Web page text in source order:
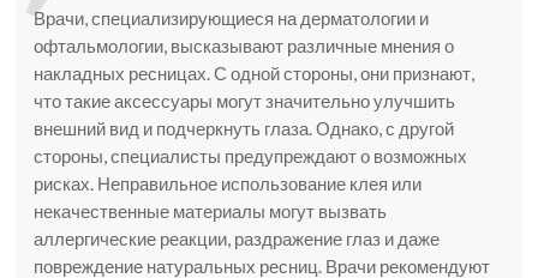
Врачи, специализирующиеся на дерматологии и
офтальмологии, высказывают различные мнения о
накладных ресницах. С одной стороны, они признают,
что такие аксессуары могут значительно улучшить
внешний вид и подчеркнуть глаза. Однако, с другой
стороны, специалисты предупреждают о возможных
рисках. Неправильное использование клея или
некачественные материалы могут вызвать
аллергические реакции, раздражение глаз и даже
повреждение натуральных ресниц. Врачи рекомендуют